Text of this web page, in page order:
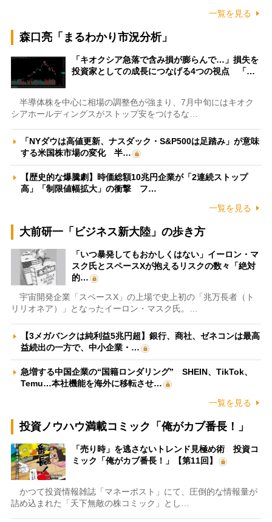
一覧を見る
森口亮「まるわかり市況分析」
「キオクシア急落で含み損が膨らんで…」損失を
投資家としての成長につなげる4つの視点 「…
半導体株を中心に相場の調整色が強まり、7月中旬にはキオク
シアホールディングスがストップ安をつけるな…
「NYダウは高値更新、ナスダック・S&P500は足踏み」が意味
する米国株市場の変化 半…
【歴史的な爆騰劇】時価総額10兆円企業が「2連続ストップ
高」「制限値幅拡大」の衝撃 フ…
一覧を見る
大前研一「ビジネス新大陸」の歩き方
「いつ暴発してもおかしくはない」イーロン・マ
スク氏とスペースXが抱えるリスクの数々「絶対
的…
宇宙開発企業「スペースX」の上場で史上初の「兆万長者（ト
リリオネア）」となったイーロン・マスク氏。…
【3メガバンクは純利益5兆円超】銀行、商社、ゼネコンは最高
益続出の一方で、中小企業・…
急増する中国企業の“国籍ロンダリング” SHEIN、TikTok、
Temu…本社機能を海外に移転させ…
一覧を見る
投資ノウハウ満載コミック「俺がカブ番長！」
「売り時」を逃さないトレンド見極め術 投資コ
ミック「俺がカブ番長！」【第11回】
かつて投資情報雑誌「マネーポスト」にて、圧倒的な情報量が
詰め込まれた「天下無敵の株コミック」とし…